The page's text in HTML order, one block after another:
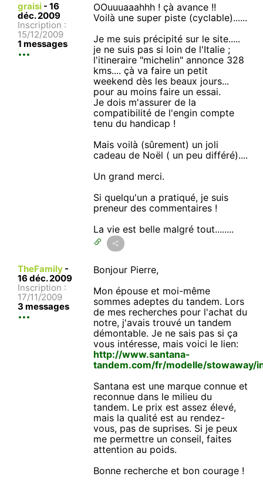
graisi - 16
déc. 2009
Inscription :
15/12/2009
1 messages
OOuuuaaahhh ! çà avance !!
Voilà une super piste (cyclable)......
Je me suis précipité sur le site.....
je ne suis pas si loin de l'Italie ;
l'itineraire "michelin" annonce 328
kms.... çà va faire un petit
weekend dès les beaux jours...
pour au moins faire un essai.
Je dois m'assurer de la
compatibilité de l'engin compte
tenu du handicap !
Mais voilà (sûrement) un joli
cadeau de Noël ( un peu différé)....
Un grand merci.
Si quelqu'un a pratiqué, je suis
preneur des commentaires !
La vie est belle malgré tout........
TheFamily -
16 déc. 2009
Inscription :
17/11/2009
3 messages
Bonjour Pierre,
Mon épouse et moi-même
sommes adeptes du tandem. Lors
de mes recherches pour l'achat du
notre, j'avais trouvé un tandem
démontable. Je ne sais pas si ça
vous intéresse, mais voici le lien:
http://www.santana-
tandem.com/fr/modelle/stowaway/
Santana est une marque connue et
reconnue dans le milieu du
tandem. Le prix est assez élevé,
mais la qualité est au rendez-
vous, pas de suprises. Si je peux
me permettre un conseil, faites
attention au poids.
Bonne recherche et bon courage !